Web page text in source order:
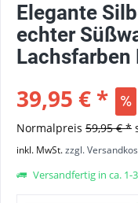
Elegante
echter
Lachsfarben
39,95 € *
Normalpreis 59,95 € *
inkl. MwSt.zzgl.
Versandfertig in ca. 1-